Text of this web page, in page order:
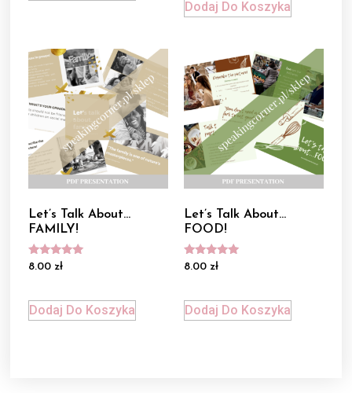
Dodaj Do Koszyka
Let’s Talk About…
FAMILY!
Oceniono
8.00 zł
Dodaj Do Koszyka
Let’s Talk About…
FOOD!
Oceniono
8.00 zł
Dodaj Do Koszyka